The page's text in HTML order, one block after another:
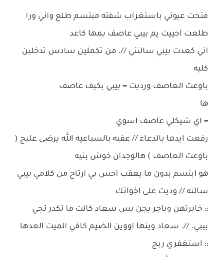
فتحت عيوني باستغراب شفته مبتسم طلع واني ورا
طلعت اجييت يم بيبي عاصف يمها كاعد
اني كعدت بيبي سالتني //. من تكملين سادس تدخلين
كليه
باوعت العاصف ورديت = بيبي بكيف عاصف
ها
= اي شيكلي عاصف اسوي
رفعت ايدها بالدعاء // عفيه بالسباعيه الله يرضى عليج (
باوعت العاصف ) هالوجدان خوش بنيه
هو ابتسم بدون ما يعقب احس بي ارتاح من كلامي بيبي
سالته // وديت على اخواتك
:: خابرتهن وباجر يجن بس سعاد كالت ما تكدر تجي
بيبي. //. سعاد وينها اووين الضيم كافي الميت العدها
:: استغفري ربج